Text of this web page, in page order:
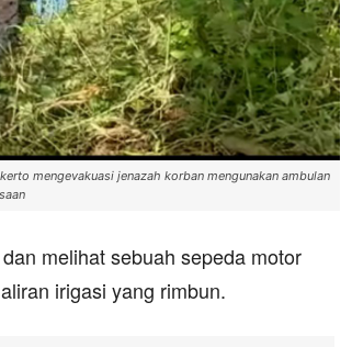
mengevakuasi jenazah korban mengunakan ambulan
melihat sebuah sepeda motor
irigasi yang rimbun.